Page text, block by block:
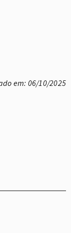
em: 06/10/2025